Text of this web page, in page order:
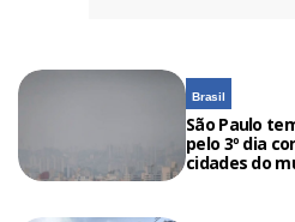
Brasil
São Paulo
pelo 3º dia
cidades do